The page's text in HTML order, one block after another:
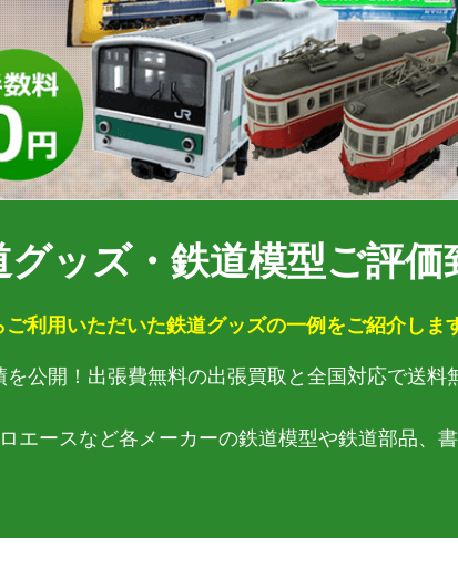
グッズ・鉄道模型ご評
ご利用いただいた鉄道グッズの一例をご紹介しま
公開！出張費無料の出張買取と全国対応で送料
エースなど各メーカーの鉄道模型や鉄道部品、